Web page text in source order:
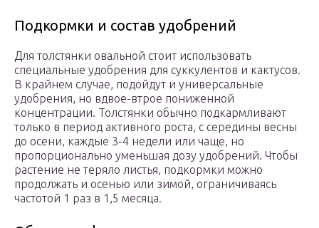
Подкормки и состав удобрений
Для толстянки овальной стоит использовать
специальные удобрения для суккулентов и кактусов.
В крайнем случае, подойдут и универсальные
удобрения, но вдвое-втрое пониженной
концентрации. Толстянки обычно подкармливают
только в период активного роста, с середины весны
до осени, каждые 3-4 недели или чаще, но
пропорционально уменьшая дозу удобрений. Чтобы
растение не теряло листья, подкормки можно
продолжать и осенью или зимой, ограничиваясь
частотой 1 раз в 1,5 месяца.